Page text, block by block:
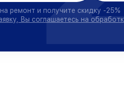
ремонт и получите скидку -25%
Вы соглашаетесь на